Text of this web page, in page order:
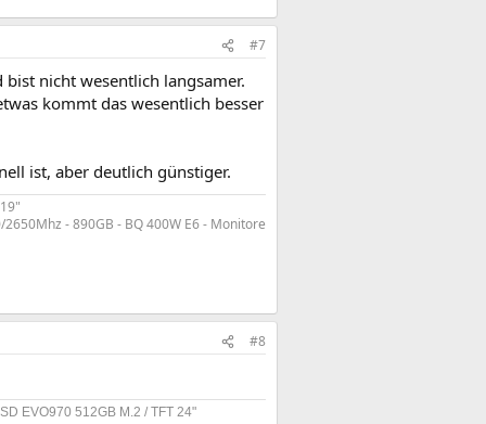
#7
nicht wesentlich langsamer.
kommt das wesentlich besser
ist, aber deutlich günstiger.
2650Mhz - 890GB - BQ 400W E6 - Monitore
#8
EVO970 512GB M.2 / TFT 24"